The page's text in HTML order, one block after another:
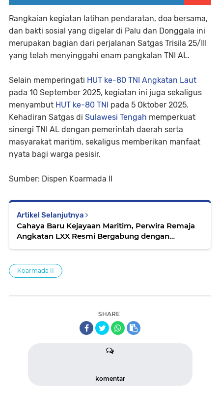
Rangkaian kegiatan latihan pendaratan, doa bersama,
dan bakti sosial yang digelar di Palu dan Donggala ini
merupakan bagian dari perjalanan Satgas Trisila 25/III
yang telah menyinggahi enam pangkalan TNI AL.
Selain memperingati HUT ke-80 TNI Angkatan Laut
pada 10 September 2025, kegiatan ini juga sekaligus
menyambut HUT ke-80 TNI pada 5 Oktober 2025.
Kehadiran Satgas di Sulawesi Tengah memperkuat
sinergi TNI AL dengan pemerintah daerah serta
masyarakat maritim, sekaligus memberikan manfaat
nyata bagi warga pesisir.
Sumber: Dispen Koarmada II
Artikel Selanjutnya
Cahaya Baru Kejayaan Maritim, Perwira Remaja
Angkatan LXX Resmi Bergabung dengan
Koarmada II
SHARE
komentar